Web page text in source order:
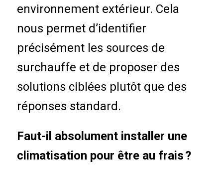
environnement extérieur. Cela
nous permet d’identifier
précisément les sources de
surchauffe et de proposer des
solutions ciblées plutôt que des
réponses standard.
Faut-il absolument installer une
climatisation pour être au frais ?